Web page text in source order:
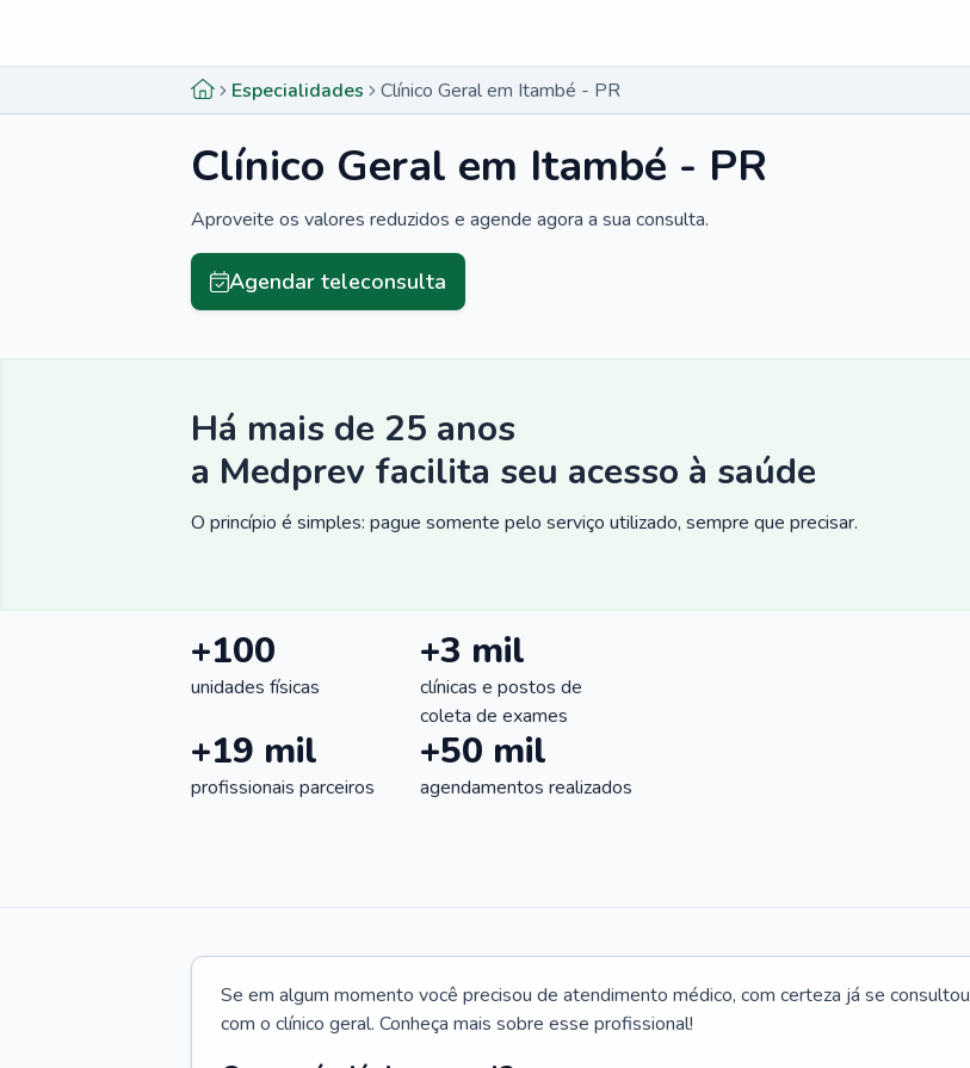
Especialidades Clínico Geral em Itambé - PR
Clínico Geral em Itambé - PR
Aproveite os valores reduzidos e agende agora a sua consulta.
Agendar teleconsulta
Há mais de 25 anos
a Medprev facilita seu acesso à saúde
O princípio é simples: pague somente pelo serviço utilizado, sempre que precisar.
+100
unidades físicas
+3 mil
clínicas e postos de
coleta de exames
+19 mil
profissionais parceiros
+50 mil
agendamentos realizados
Se em algum momento você precisou de atendimento médico, com certeza já se consultou
com o clínico geral. Conheça mais sobre esse profissional!